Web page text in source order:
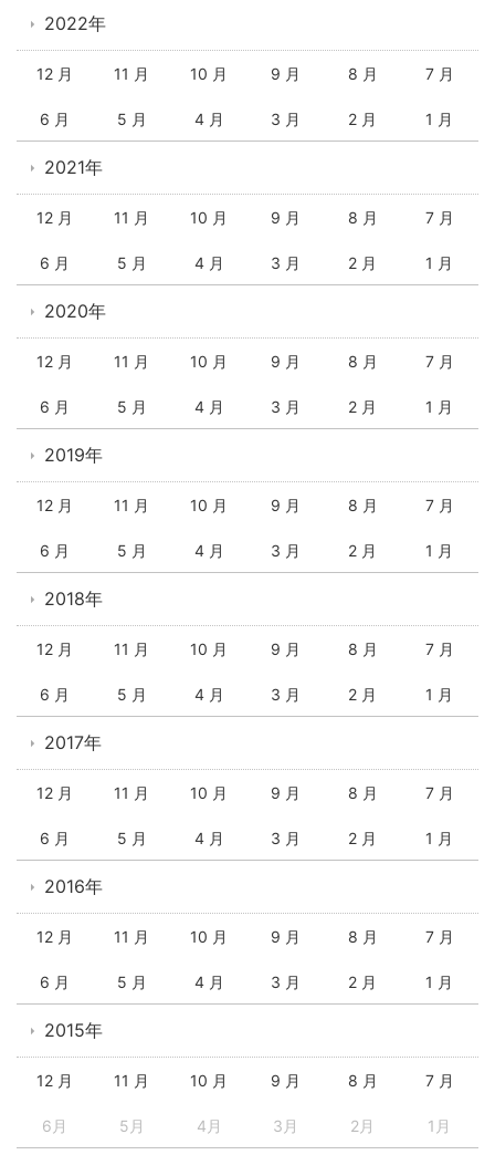
2022年
12 月 11 月 10 月 9 月 8 月 7 月
6 月 5 月 4 月 3 月 2 月 1 月
2021年
12 月 11 月 10 月 9 月 8 月 7 月
6 月 5 月 4 月 3 月 2 月 1 月
2020年
12 月 11 月 10 月 9 月 8 月 7 月
6 月 5 月 4 月 3 月 2 月 1 月
2019年
12 月 11 月 10 月 9 月 8 月 7 月
6 月 5 月 4 月 3 月 2 月 1 月
2018年
12 月 11 月 10 月 9 月 8 月 7 月
6 月 5 月 4 月 3 月 2 月 1 月
2017年
12 月 11 月 10 月 9 月 8 月 7 月
6 月 5 月 4 月 3 月 2 月 1 月
2016年
12 月 11 月 10 月 9 月 8 月 7 月
6 月 5 月 4 月 3 月 2 月 1 月
2015年
12 月 11 月 10 月 9 月 8 月 7 月
6月 5月 4月 3月 2月 1月